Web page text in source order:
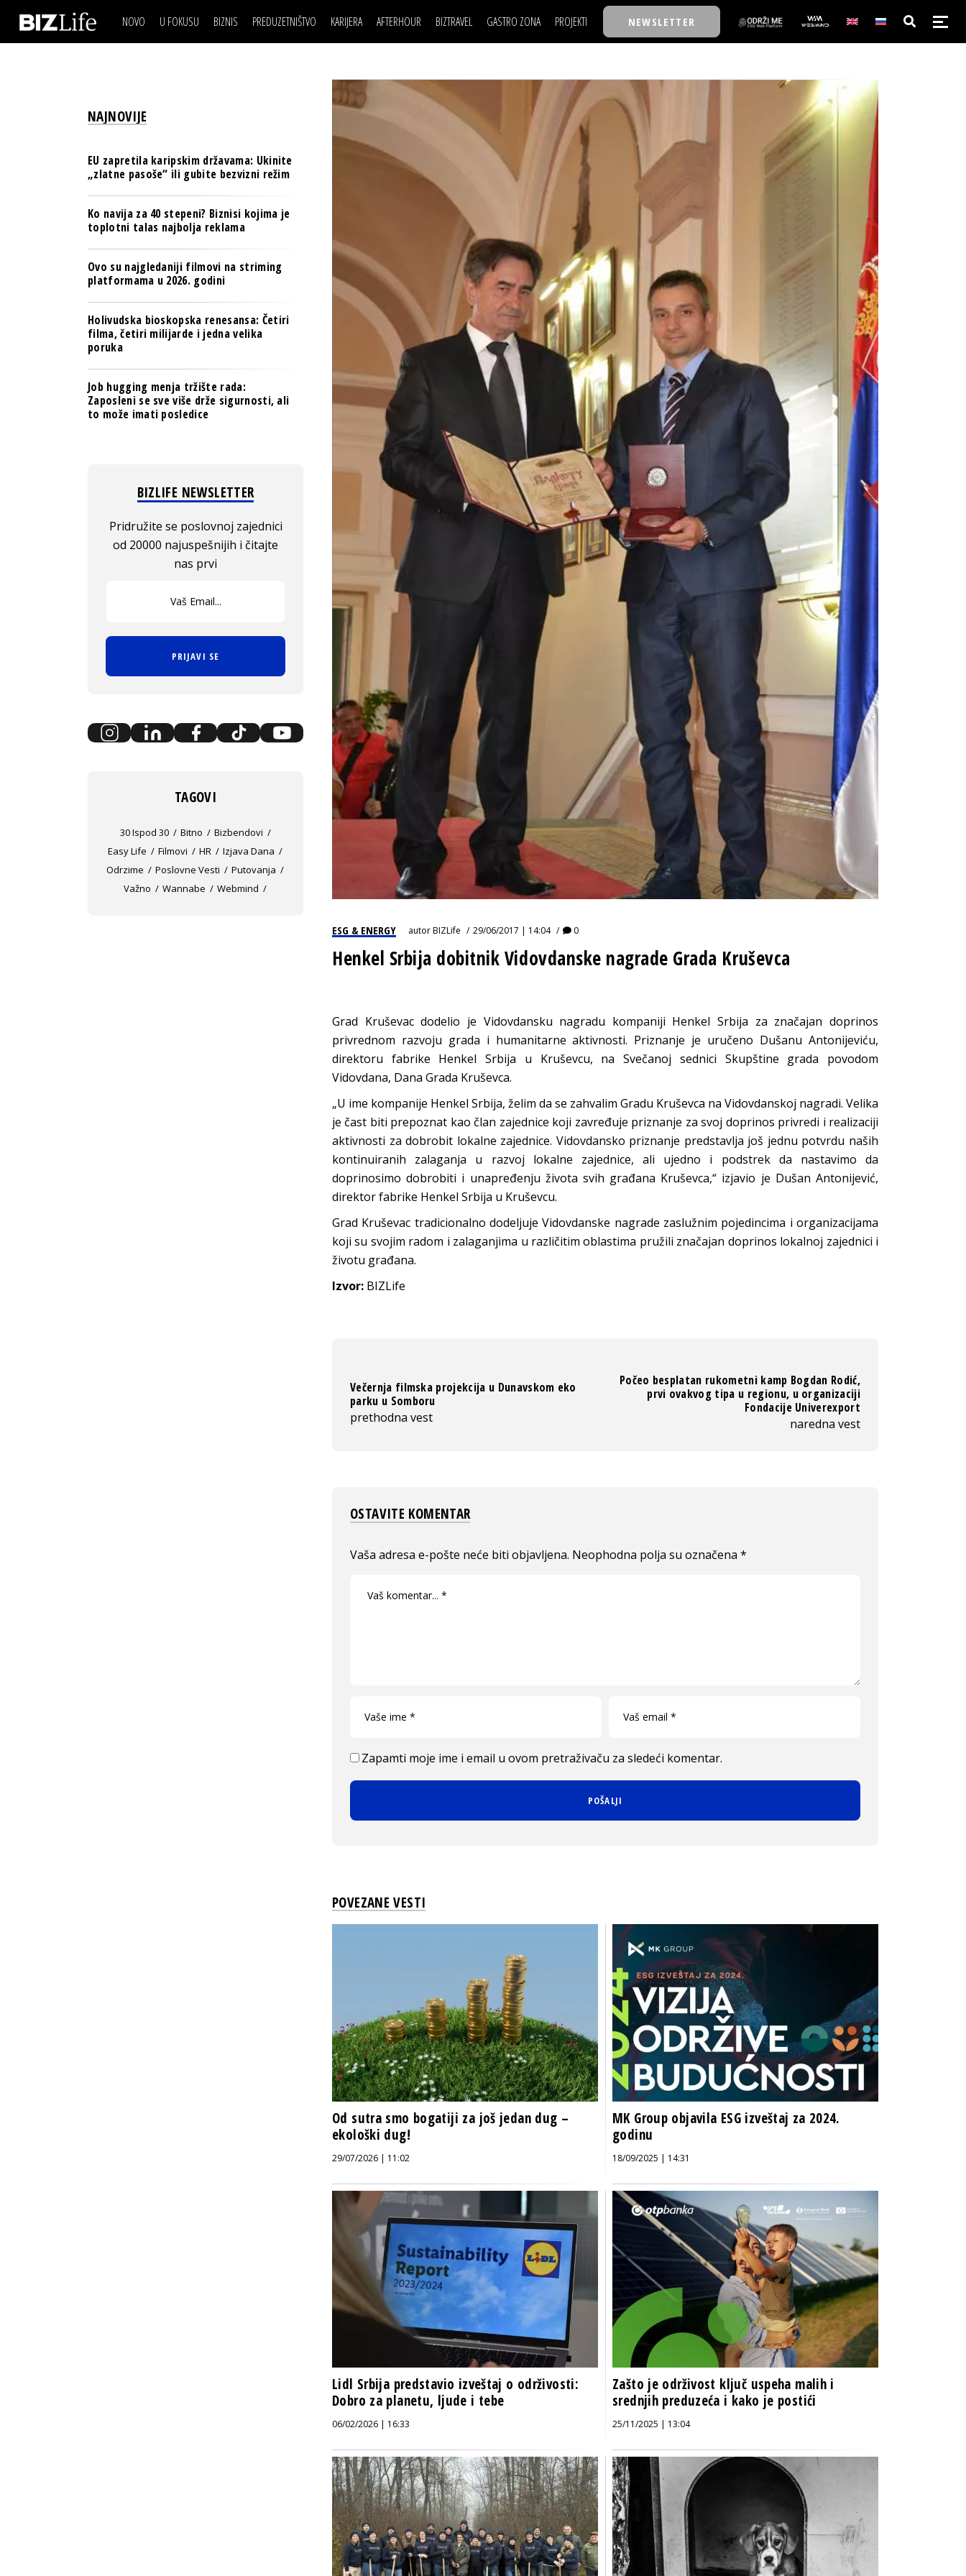
NOVO U FOKUSU BIZNIS
BANKE
OSIGURANJE
TECH I AI
BIZNIS & SPORT
PULS REGIONA
NOVO NA RAFU
PREDUZETNIŠTVO KARIJERA
LJUDI (HR)
USAVRŠAVANJE
AFTERHOUR
KNJIGE
WELLBEING
BIZTRAVEL GASTRO ZONA PROJEKTI
TASTY TALKS
30 ISPOD 30
BACK TO OFFICE/SCHOOL
BIZBENDOVI
BMW BIZNIS LIGA
BIZLIFE WEEK
IZJAVA GODINE
NEWSLETTER
IZJAVA DANABIZNIS SCENA
BREND I KOMUNIKACIJE
OSIGURANJE
TECH I AI
PULS REGIONA
POSAO
MOJ UGAO
USAVRŠAVANJE
FILM I SCENA
AUTO SVET
NAJKOLEGA
30 ISPOD 30
BACK TO OFFICE/SCHOOL
BIZBENDOVI
BIZKOLEGIJUM
BMW BIZNIS LIGA
BIZLIFE WEEK
IZJAVA GODINE
ESG & ENERGY autorBIZLife 29/06/2017 | 14:04 0
Henkel Srbija dobitnik Vidovdanske nagrade Grada Kruševca
Grad Kruševac dodelio je Vidovdansku nagradu kompaniji Henkel Srbija za značajan doprinos
privrednom razvoju grada i humanitarne aktivnosti. Priznanje je uručeno Dušanu Antonijeviću,
direktoru fabrike Henkel Srbija u Kruševcu, na Svečanoj sednici Skupštine grada povodom
Vidovdana, Dana Grada Kruševca.
„U ime kompanije Henkel Srbija, želim da se zahvalim Gradu Kruševca na Vidovdanskoj nagradi. Velika
je čast biti prepoznat kao član zajednice koji zavređuje priznanje za svoj doprinos privredi i realizaciji
aktivnosti za dobrobit lokalne zajednice. Vidovdansko priznanje predstavlja još jednu potvrdu naših
kontinuiranih zalaganja u razvoj lokalne zajednice, ali ujedno i podstrek da nastavimo da
doprinosimo dobrobiti i unapređenju života svih građana Kruševca,“ izjavio je Dušan Antonijević,
direktor fabrike Henkel Srbija u Kruševcu.
Grad Kruševac tradicionalno dodeljuje Vidovdanske nagrade zaslužnim pojedincima i organizacijama
koji su svojim radom i zalaganjima u različitim oblastima pružili značajan doprinos lokalnoj zajednici i
životu građana.
Izvor: BIZLife
Večernja filmska projekcija u Dunavskom eko
parku u Somboru
prethodna vest
Počeo besplatan rukometni kamp Bogdan Rodić,
prvi ovakvog tipa u regionu, u organizaciji
Fondacije Univerexport
naredna vest
OSTAVITE KOMENTAR
Vaša adresa e-pošte neće biti objavljena. Neophodna polja su označena *
Zapamti moje ime i email u ovom pretraživaču za sledeći komentar.
POVEZANE VESTI
Od sutra smo bogatiji za još jedan dug –
ekološki dug!
29/07/2026 | 11:02
MK Group objavila ESG izveštaj za 2024.
godinu
18/09/2025 | 14:31
Lidl Srbija predstavio izveštaj o održivosti:
Dobro za planetu, ljude i tebe
06/02/2026 | 16:33
Zašto je održivost ključ uspeha malih i
srednjih preduzeća i kako je postići
25/11/2025 | 13:04
NAJNOVIJE
EU zapretila karipskim državama: Ukinite
„zlatne pasoše“ ili gubite bezvizni režim
Ko navija za 40 stepeni? Biznisi kojima je
toplotni talas najbolja reklama
Ovo su najgledaniji filmovi na striming
platformama u 2026. godini
Holivudska bioskopska renesansa: Četiri
filma, četiri milijarde i jedna velika
poruka
Job hugging menja tržište rada:
Zaposleni se sve više drže sigurnosti, ali
to može imati posledice
BIZLIFE NEWSLETTER
Pridružite se poslovnoj zajednici
od 20000 najuspešnijih i čitajte
nas prvi
PRIJAVI SE
TAGOVI
30 Ispod 30 Bitno
Bizbendovi
Easy Life
Filmovi HR
Izjava Dana
Odrzime
Poslovne Vesti
Putovanja
Važno
Wannabe Webmind